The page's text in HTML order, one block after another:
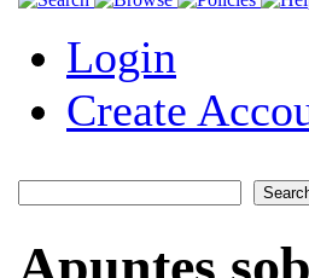
Login
Create